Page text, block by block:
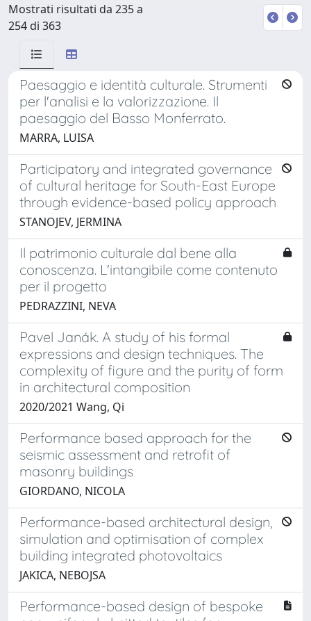
Mostrati risultati da 235 a
254 di 363
Paesaggio e identità culturale. Strumenti
per l'analisi e la valorizzazione. Il
paesaggio del Basso Monferrato.
MARRA, LUISA
Participatory and integrated governance
of cultural heritage for South-East Europe
through evidence-based policy approach
STANOJEV, JERMINA
Il patrimonio culturale dal bene alla
conoscenza. L'intangibile come contenuto
per il progetto
PEDRAZZINI, NEVA
Pavel Janák. A study of his formal
expressions and design techniques. The
complexity of figure and the purity of form
in architectural composition
2020/2021 Wang, Qi
Performance based approach for the
seismic assessment and retrofit of
masonry buildings
GIORDANO, NICOLA
Performance-based architectural design,
simulation and optimisation of complex
building integrated photovoltaics
JAKICA, NEBOJSA
Performance-based design of bespoke